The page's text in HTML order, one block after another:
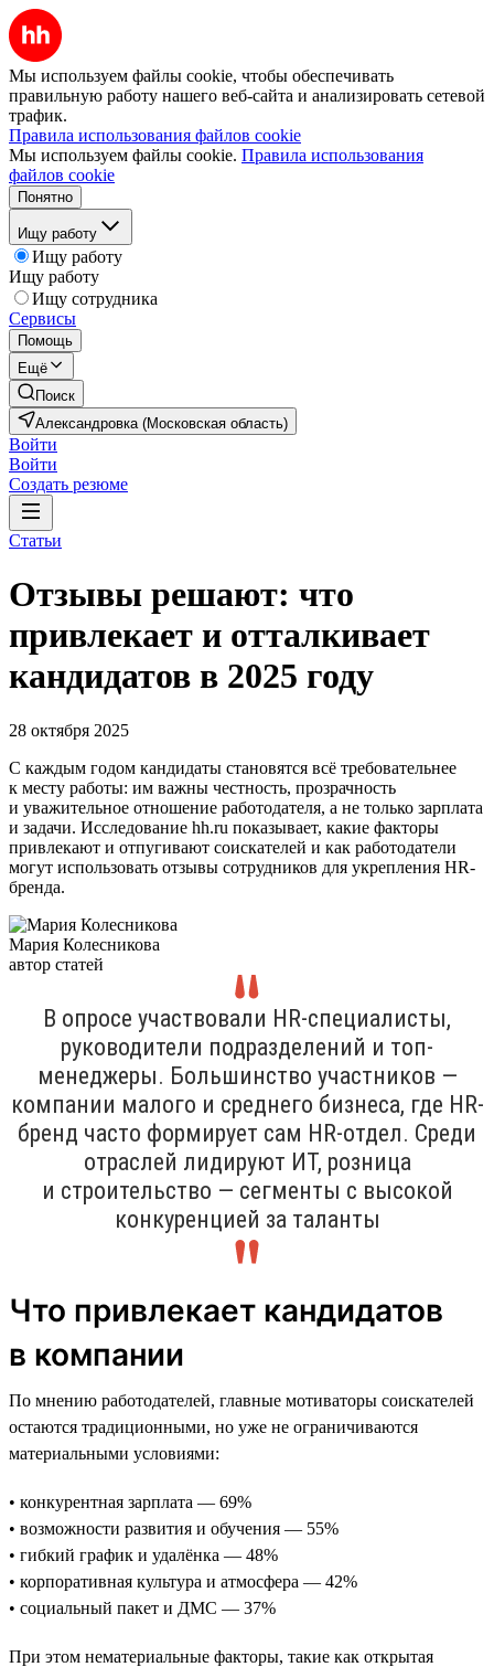
Мы используем файлы cookie, чтобы обеспечивать
правильную работу нашего веб-сайта и анализировать сетевой
трафик.
Правила использования файлов cookie
Мы используем файлы cookie. Правила использования
файлов cookie
Понятно
Ищу работу
Ищу работу
Ищу работу
Ищу сотрудника
Сервисы
Помощь
Ещё
Поиск
Александровка (Московская область)
Войти
Войти
Создать резюме
Статьи
Отзывы решают: что
привлекает и отталкивает
кандидатов в 2025 году
28 октября 2025
С каждым годом кандидаты становятся всё требовательнее
к месту работы: им важны честность, прозрачность
и уважительное отношение работодателя, а не только зарплата
и задачи. Исследование hh.ru показывает, какие факторы
привлекают и отпугивают соискателей и как работодатели
могут использовать отзывы сотрудников для укрепления HR-
бренда.
Мария Колесникова
автор статей
В опросе участвовали HR-специалисты,
руководители подразделений и топ-
менеджеры. Большинство участников —
компании малого и среднего бизнеса, где HR-
бренд часто формирует сам HR-отдел. Среди
отраслей лидируют ИТ, розница
и строительство — сегменты с высокой
конкуренцией за таланты
Что привлекает кандидатов
в компании
По мнению работодателей, главные мотиваторы соискателей
остаются традиционными, но уже не ограничиваются
материальными условиями:
• конкурентная зарплата — 69%
• возможности развития и обучения — 55%
• гибкий график и удалёнка — 48%
• корпоративная культура и атмосфера — 42%
• социальный пакет и ДМС — 37%
При этом нематериальные факторы, такие как открытая